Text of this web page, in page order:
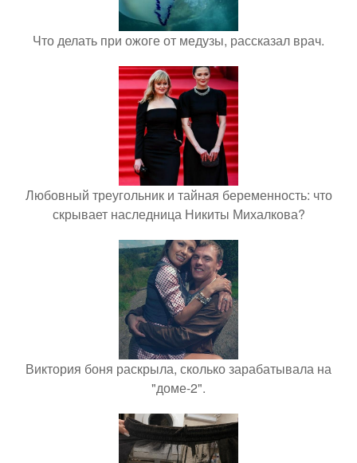
Что делать при ожоге от медузы, рассказал врач.
Любовный треугольник и тайная беременность: что
скрывает наследница Никиты Михалкова?
Виктория боня раскрыла, сколько зарабатывала на
"доме-2".